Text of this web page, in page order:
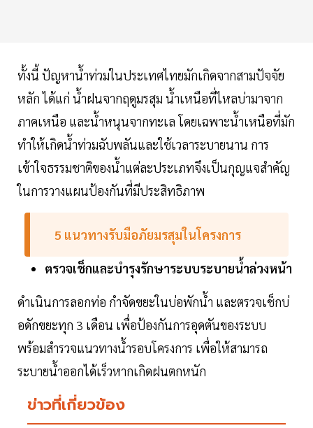
ทั้งนี้ ปัญหาน้ำท่วมในประเทศไทยมักเกิดจากสามปัจจัย
หลัก ได้แก่ น้ำฝนจากฤดูมรสุม น้ำเหนือที่ไหลบ่ามาจาก
ภาคเหนือ และน้ำหนุนจากทะเล โดยเฉพาะน้ำเหนือที่มัก
ทำให้เกิดน้ำท่วมฉับพลันและใช้เวลาระบายนาน การ
เข้าใจธรรมชาติของน้ำแต่ละประเภทจึงเป็นกุญแจสำคัญ
ในการวางแผนป้องกันที่มีประสิทธิภาพ
5 แนวทางรับมือภัยมรสุมในโครงการ
ตรวจเช็กและบำรุงรักษาระบบระบายน้ำล่วงหน้า
ดำเนินการลอกท่อ กำจัดขยะในบ่อพักน้ำ และตรวจเช็กบ่
อดักขยะทุก 3 เดือน เพื่อป้องกันการอุดตันของระบบ
พร้อมสำรวจแนวทางน้ำรอบโครงการ เพื่อให้สามารถ
ระบายน้ำออกได้เร็วหากเกิดฝนตกหนัก
ข่าวที่เกี่ยวข้อง